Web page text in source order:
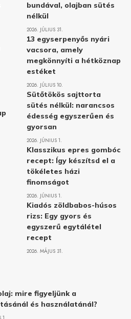
bundával, olajban sütés
nélkül
2026. JÚLIUS 31.
13 egyserpenyős nyári
vacsora, amely
megkönnyíti a hétköznap
estéket
2026. JÚLIUS 10.
Sütőtökös sajttorta
sütés nélkül: narancsos
édesség egyszerűen és
gyorsan
2026. JÚNIUS 1.
Klasszikus epres gombóc
recept: Így készítsd el a
tökéletes házi
finomságot
2026. JÚNIUS 1.
Kiadós zöldbabos-húsos
rizs: Egy gyors és
egyszerű egytálétel
recept
2026. MÁJUS 31.
mire figyeljünk a
és használatánál?